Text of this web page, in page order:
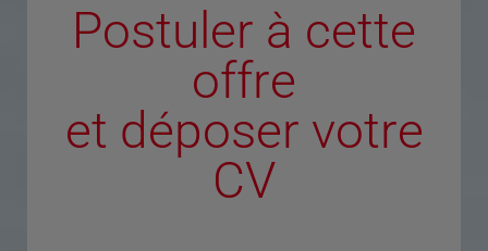
Postuler à cette
offre
et déposer votre
CV